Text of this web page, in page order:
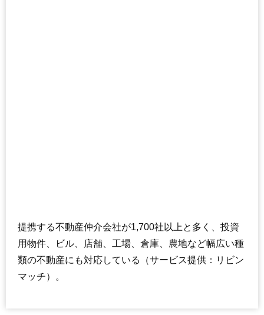
提携する不動産仲介会社が1,700社以上と多く、投資
用物件、ビル、店舗、工場、倉庫、農地など幅広い種
類の不動産にも対応している（サービス提供：リビン
マッチ）。